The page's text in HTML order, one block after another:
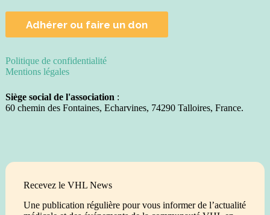
Adhérer ou faire un don
Politique de confidentialité
Mentions légales
Siège social de l'association:
60 chemin des Fontaines, Echarvines, 74290 Talloires, France.
Recevez le VHL News
Une publication régulière pour vous informer de l’actualité